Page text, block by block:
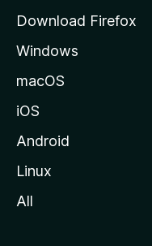
Download Firefox
Windows
macOS
iOS
Android
Linux
All